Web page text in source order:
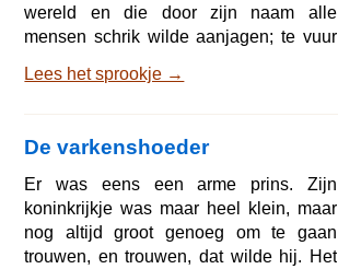
wereld en die door zijn naam alle
mensen schrik wilde aanjagen; te vuur
soldaten vertrapten het graan op de
bladeren van de bomen likten en de
vruchten gebraden aan de zwarte,
verschroeide takken hingen. Menige
arme moeder verschool zich met haar
naakt, zuigend kindje achter de ro
Lees het sprookje →
De varkenshoeder
Er was eens een arme prins. Zijn
koninkrijkje was maar heel klein, maar
nog altijd groot genoeg om te gaan
trouwen, en trouwen, dat wilde hij. Het